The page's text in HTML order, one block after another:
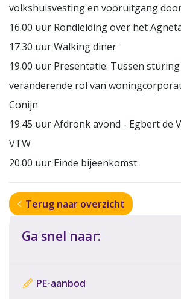
volkshuisvesting en vooruitgang
16.00 uur Rondleiding over het
17.30 uur Walking diner
19.00 uur Presentatie: Tussen
veranderende rol van
Conijn
19.45 uur Afdronk avond - Egbert de
VTW
20.00 uur Einde bijeenkomst
Terug naar overzicht
Ga snel naar:
PE-aanbod